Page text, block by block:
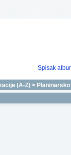
Spisak
(A-Z) >